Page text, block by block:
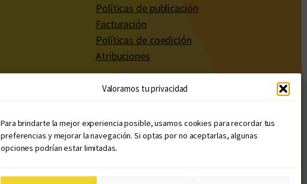
Valoramos tu privacidad
Para brindarte la mejor experiencia posible, usamos cookies para recordar tus
preferencias y mejorar la navegación. Si optas por no aceptarlas, algunas
opciones podrían estar limitadas.
Políticas de publicación
Facturación
Políticas de coedición
Atribuciones